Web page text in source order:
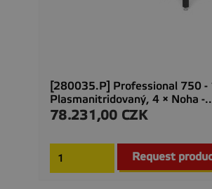
[280035.P] Professional 750
Plasmanitridovaný, 4 × Noha -
Preis
78.231,00 CZK
Request